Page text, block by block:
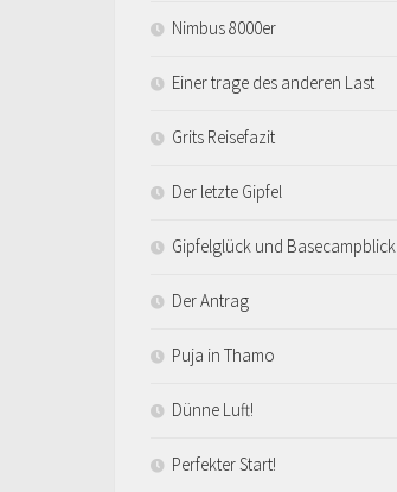
Nimbus 8000er
Einer trage des anderen Last
Grits Reisefazit
Der letzte Gipfel
Gipfelglück und Basecampblick
Der Antrag
Puja in Thamo
Dünne Luft!
Perfekter Start!